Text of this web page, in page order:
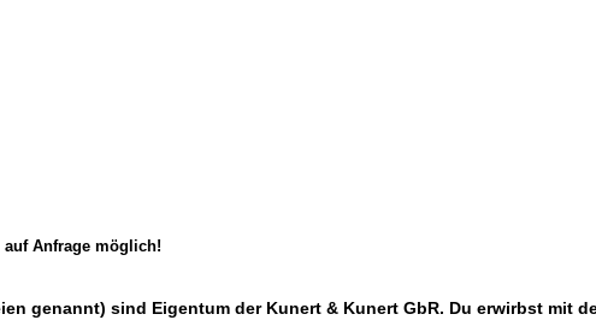
auf Anfrage möglich!
genannt) sind Eigentum der Kunert & Kunert GbR. Du erwirbst mit